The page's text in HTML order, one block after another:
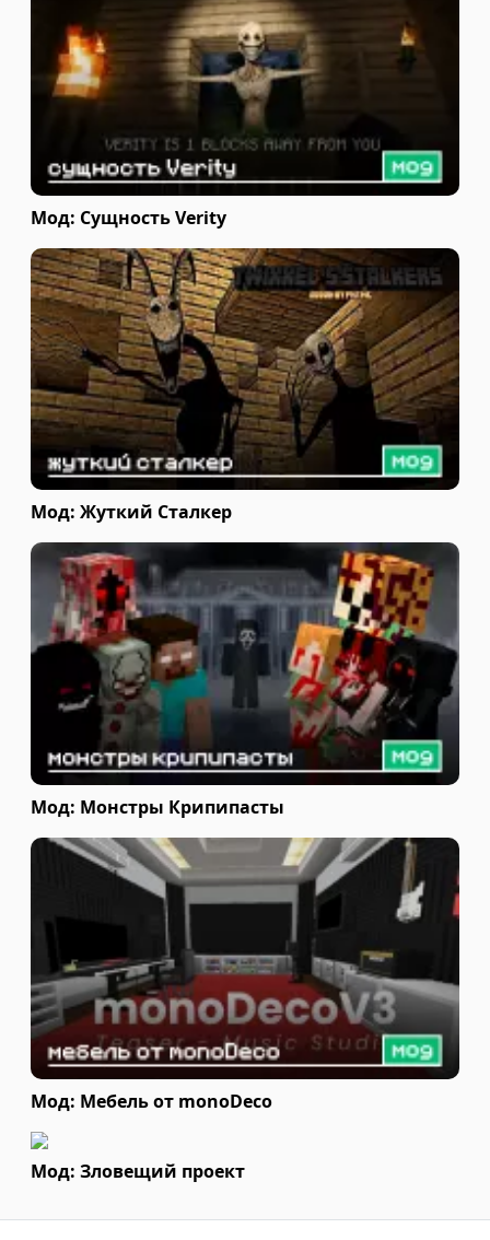
Мод: Сущность Verity
Мод: Жуткий Сталкер
Мод: Монстры Крипипасты
Мод: Мебель от monoDeco
Мод: Зловещий проект